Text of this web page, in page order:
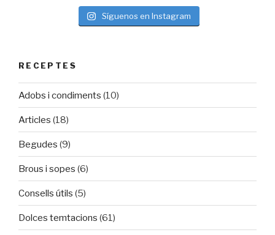
Síguenos en Instagram
RECEPTES
Adobs i condiments (10)
Articles (18)
Begudes (9)
Brous i sopes (6)
Consells útils (5)
Dolces temtacions (61)